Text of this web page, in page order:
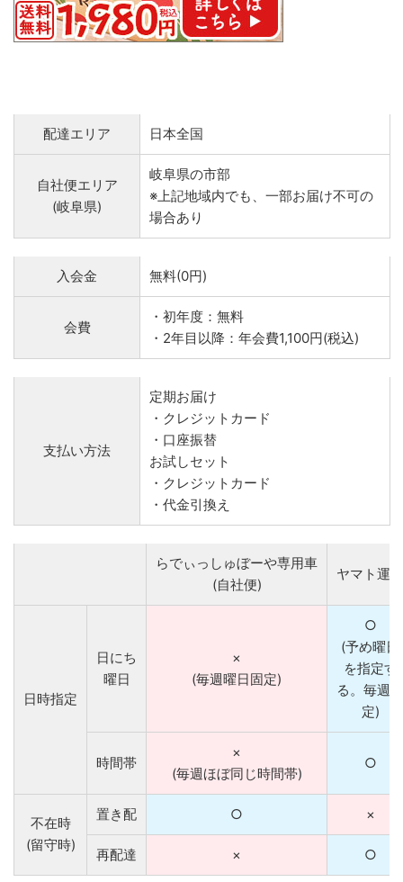
配達エリア 日本全国
自社便エリア
(岐阜県)
岐阜県の市部
※上記地域内でも、一部お届け不可の
場合あり
入会金 無料(0円)
会費
・初年度：無料
・2年目以降：年会費1,100円(税込)
支払い方法
定期お届け
・クレジットカード
・口座振替
お試しセット
・クレジットカード
・代金引換え
らでぃっしゅぼーや専用車
(自社便)
ヤマト運輸
日時指定
日にち
曜日
×
(毎週曜日固定)
○
(予め曜日
を指定す
る。毎週固
定)
時間帯
×
(毎週ほぼ同じ時間帯)
○
不在時
(留守時)
置き配 ○ ×
再配達 × ○